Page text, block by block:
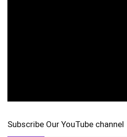
Subscribe Our YouTube channel